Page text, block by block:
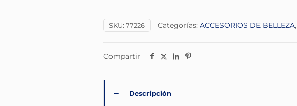
SKU: 77226 Categorías: ACCESORIOS DE BELLEZA,
Compartir
Descripción